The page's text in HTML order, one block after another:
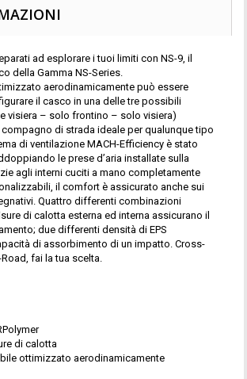
ad esplorare i tuoi limiti con NS-9, il
della Gamma NS-Series.
aerodinamicamente può essere
il casco in una delle tre possibili
visiera – solo frontino – solo visiera)
compagno di strada ideale per qualunque tipo
di ventilazione MACH-Efficiency è stato
le prese d’aria installate sulla
agli interni cuciti a mano completamente
il comfort è assicurato anche sui
Quattro differenti combinazioni
di calotta esterna ed interna assicurano il
due differenti densità di EPS
di assorbimento di un impatto. Cross-
fai la tua scelta.
di calotta
ottimizzato aerodinamicamente